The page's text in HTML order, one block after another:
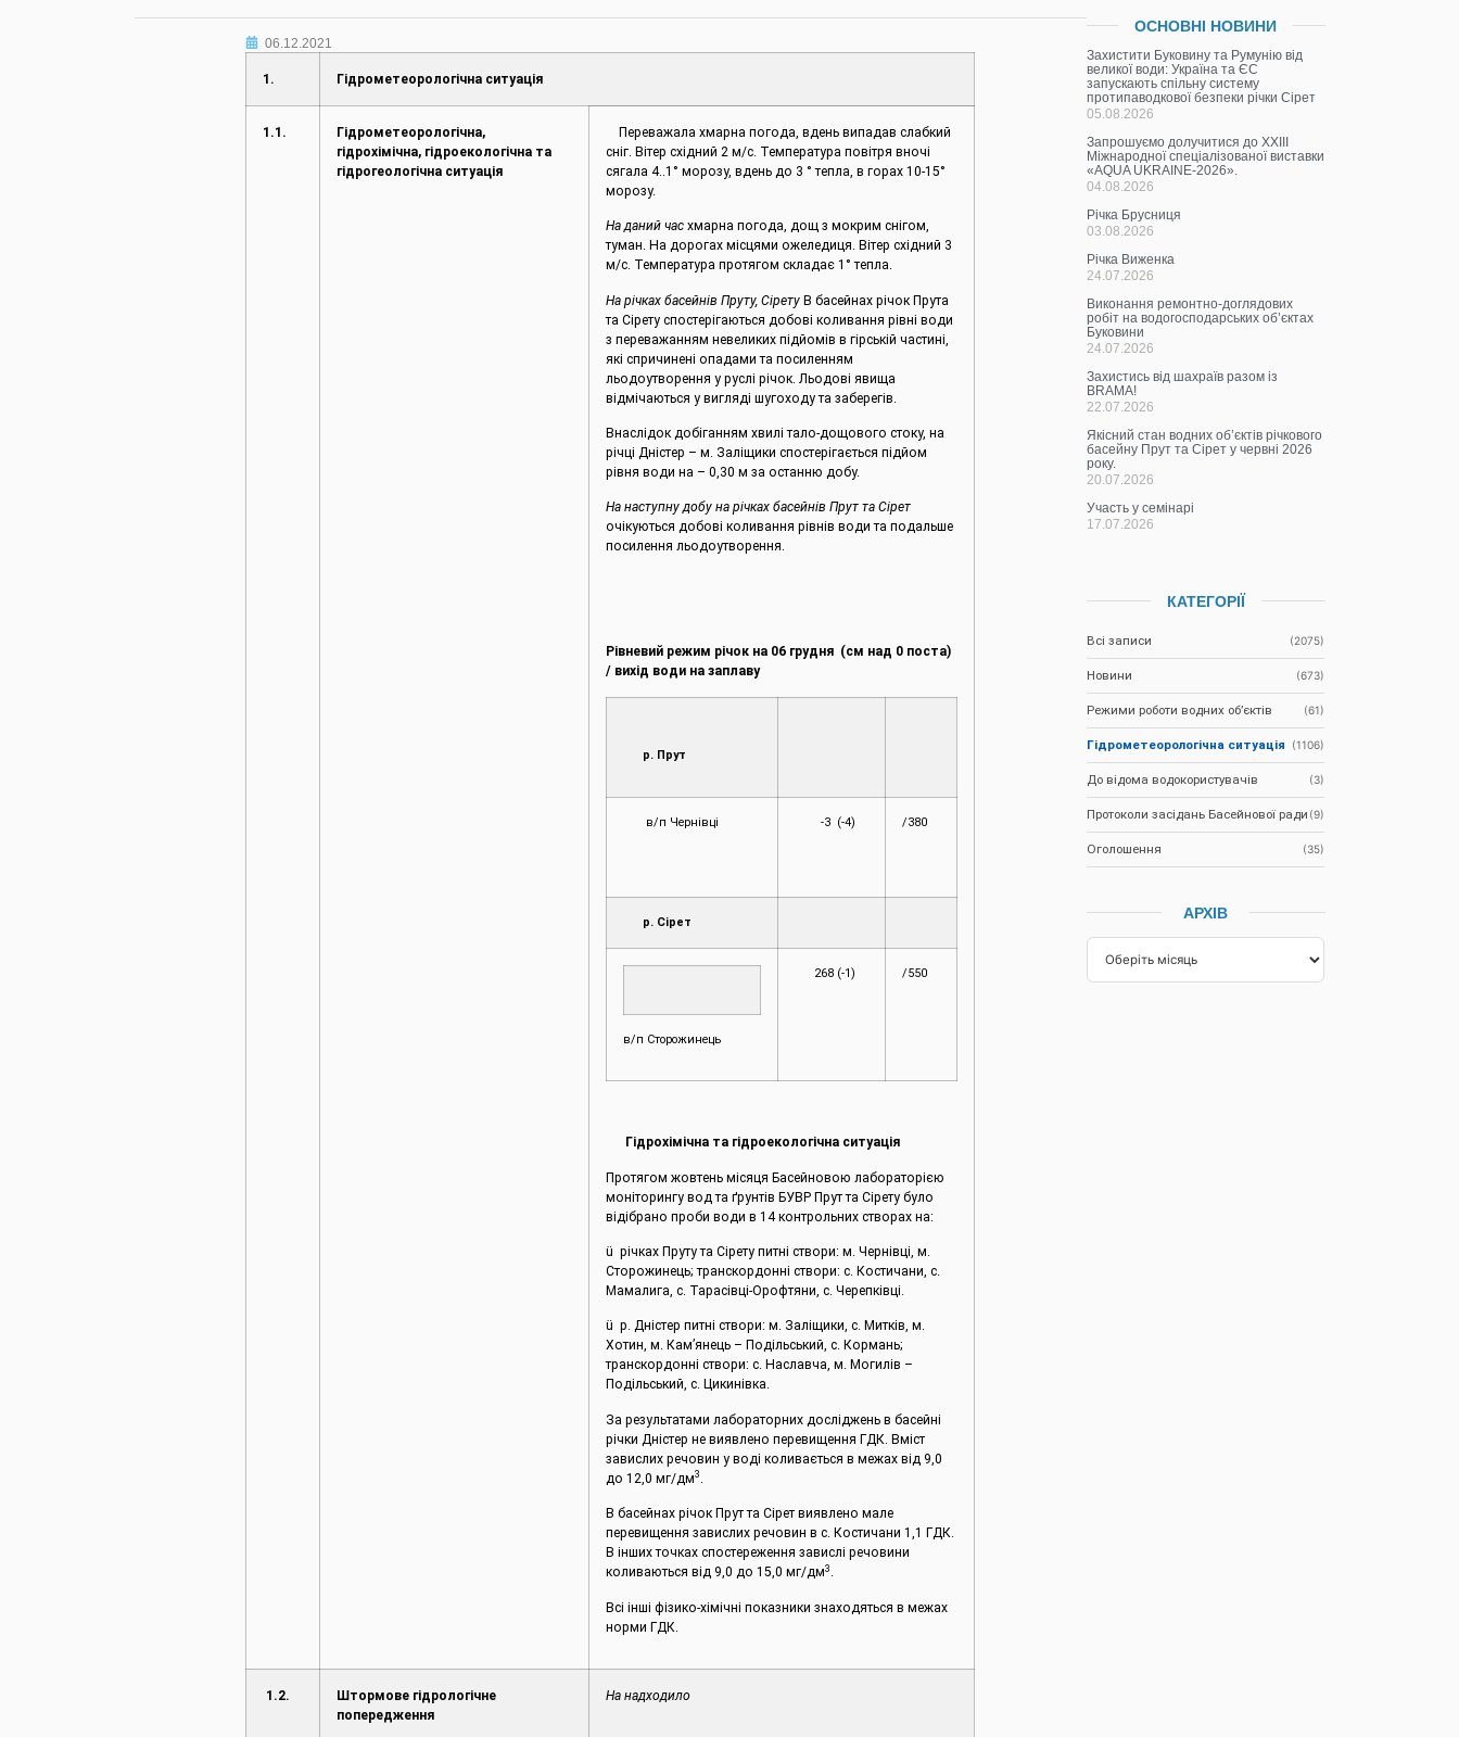
06.12.2021
1. Гідрометеорологічна ситуація
1.1.
Гідрометеорологічна,
гідрохімічна, гідроекологічна та
гідрогеологічна ситуація
Переважала хмарна погода, вдень випадав слабкий
сніг. Вітер східний 2 м/с. Температура повітря вночі
сягала 4..1° морозу, вдень до 3 ° тепла, в горах 10-15°
морозу.
На даний час хмарна погода, дощ з мокрим снігом,
туман. На дорогах місцями ожеледиця. Вітер східний 3
м/с. Температура протягом складає 1° тепла.
На річках басейнів Пруту, СіретуВ басейнах річок Прута
та Сірету спостерігаються добові коливання рівні води
з переважанням невеликих підйомів в гірській частині,
які спричинені опадами та посиленням
льодоутворення у руслі річок. Льодові явища
відмічаються у вигляді шугоходу та заберегів.
Внаслідок добіганням хвилі тало-дощового стоку, на
річці Дністер – м. Заліщики спостерігається підйом
рівня води на – 0,30 м за останню добу.
На наступну добу на річках басейнів Прут та Сірет
очікуються добові коливання рівнів води та подальше
посилення льодоутворення.
Рівневий режим річок на 06 грудня (см над 0 поста)
/ вихід води на заплаву
р. Прут
в/п Чернівці -3 (-4) /380
р. Сірет
в/п Сторожинець
268 (-1) /550
Гідрохімічна та гідроекологічна ситуація
Протягом жовтень місяця Басейновою лабораторією
моніторингу вод та ґрунтів БУВР Прут та Сірету було
відібрано проби води в 14 контрольних створах на:
ü річках Пруту та Сірету питні створи: м. Чернівці, м.
Сторожинець; транскордонні створи: с. Костичани, с.
Мамалига, с. Тарасівці-Орофтяни, с. Черепківці.
ü р. Дністер питні створи: м. Заліщики, с. Митків, м.
Хотин, м. Кам’янець – Подільський, с. Кормань;
транскордонні створи: с. Наславча, м. Могилів –
Подільський, с. Цикинівка.
За результатами лабораторних досліджень в басейні
річки Дністер не виявлено перевищення ГДК. Вміст
завислих речовин у воді коливається в межах від 9,0
до 12,0 мг/дм3 .
В басейнах річок Прут та Сірет виявлено мале
перевищення завислих речовин в с. Костичани 1,1 ГДК.
В інших точках спостереження завислі речовини
коливаються від 9,0 до 15,0 мг/дм3 .
Всі інші фізико-хімічні показники знаходяться в межах
норми ГДК.
1.2.
Штормове гідрологічне
попередження
На надходило
ОСНОВНІ НОВИНИ
Захистити Буковину та Румунію від
великої води: Україна та ЄС
запускають спільну систему
протипаводкової безпеки річки Сірет
05.08.2026
Запрошуємо долучитися до ХХІІІ
Міжнародної спеціалізованої виставки
«AQUA UKRAINE-2026».
04.08.2026
Річка Брусниця
03.08.2026
Річка Виженка
24.07.2026
Виконання ремонтно-доглядових
робіт на водогосподарських об’єктах
Буковини
24.07.2026
Захистись від шахраїв разом із
BRAMA!
22.07.2026
Якісний стан водних об’єктів річкового
басейну Прут та Сірет у червні 2026
року.
20.07.2026
Участь у семінарі
17.07.2026
КАТЕГОРІЇ
Всі записи (2075)
Новини (673)
Режими роботи водних об’єктів (61)
Гідрометеорологічна ситуація (1106)
До відома водокористувачів (3)
Протоколи засідань Басейнової ради (9)
Оголошення (35)
АРХІВ